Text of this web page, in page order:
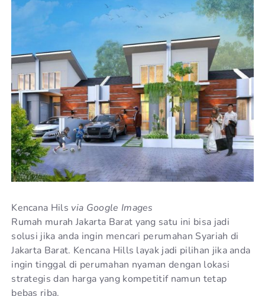
Kencana Hils via Google Images
Rumah murah Jakarta Barat yang satu ini bisa jadi
solusi jika anda ingin mencari perumahan Syariah di
Jakarta Barat. Kencana Hills layak jadi pilihan jika anda
ingin tinggal di perumahan nyaman dengan lokasi
strategis dan harga yang kompetitif namun tetap
bebas riba.